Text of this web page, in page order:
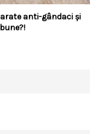
anti-gândaci și